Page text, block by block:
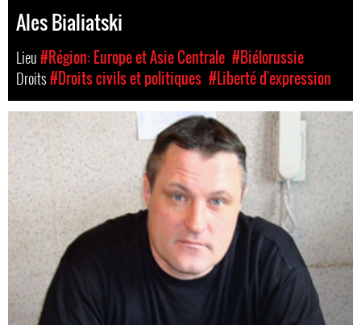
Ales Bialiatski
Lieu#Région: Europe et Asie Centrale #Biélorussie
Droits#Droits civils et politiques #Liberté d'expression